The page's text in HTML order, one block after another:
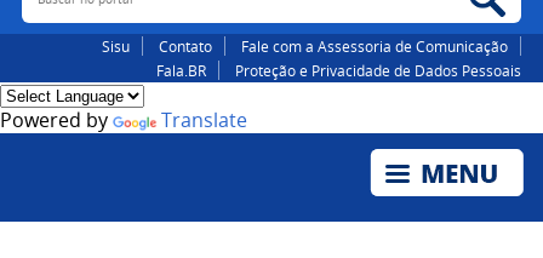
Sisu Contato
Fale com a Assessoria de Comunicação
Fala.BR
Proteção e Privacidade de Dados Pessoais
Powered by Translate